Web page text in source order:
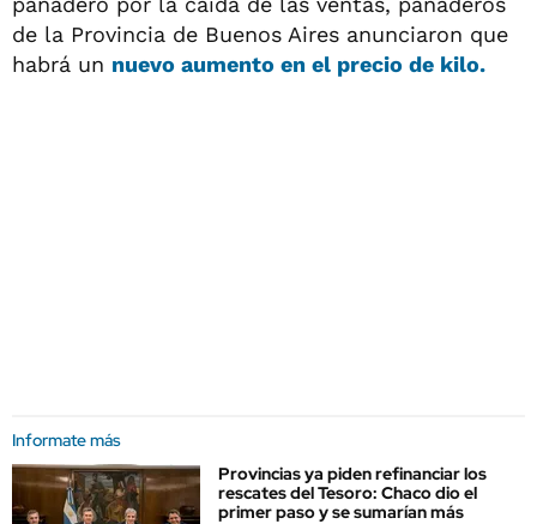
de la Provincia de Buenos Aires anunciaron que
habrá un nuevo aumento en el precio de kilo.
Informate más
Provincias ya piden refinanciar los
rescates del Tesoro: Chaco dio el
primer paso y se sumarían más